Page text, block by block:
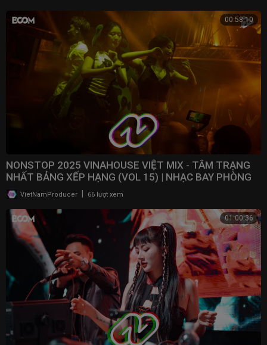
00:58:10
NONSTOP 2025 VINAHOUSE VIỆT MIX - TÂM TRẠNG
NHẤT BẢNG XẾP HẠNG (VOL 15) | NHẠC BAY PHÒNG
2025VietNamProducer 66 lượt xem
01:00:36